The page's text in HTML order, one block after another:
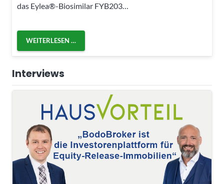
das Eylea®-Biosimilar FYB203…
WEITERLESEN …
Interviews